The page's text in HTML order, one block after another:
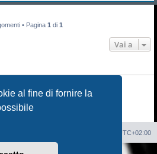
al fine di fornire la
• Pagina 1 di 1
Vai a
UTC+02:00